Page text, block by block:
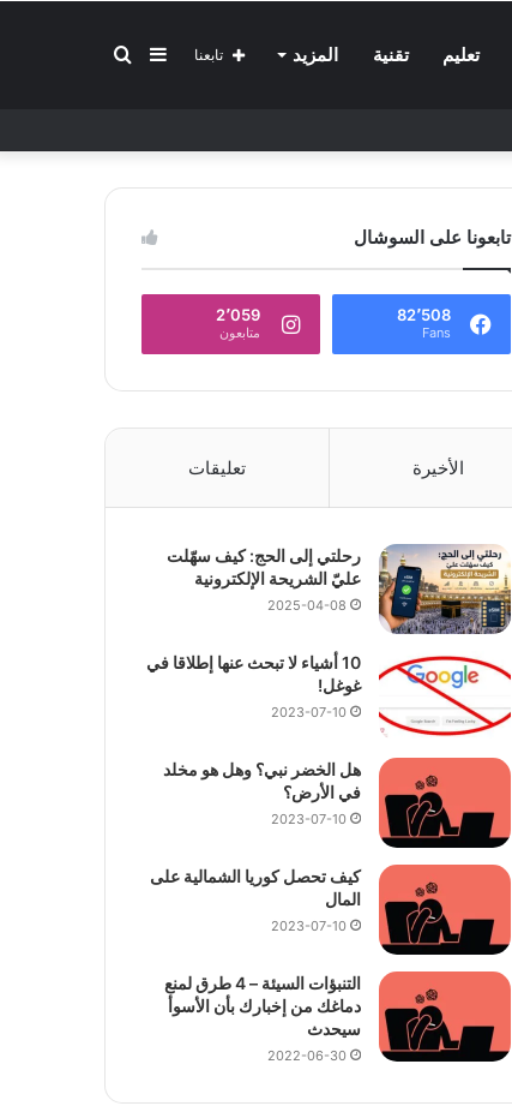
تعليم تقنية المزيد بحثإضافة
جانبي
تابعنا
تابعونا على السوشال
82٬508
Fans
2٬059
متابعون
الأخيرة تعليقات
رحلتي إلى الحج: كيف سهّلت
عليّ الشريحة الإلكترونية
2025-04-08
10 أشياء لا تبحث عنها إطلاقا في
غوغل!
2023-07-10
هل الخضر نبي؟ وهل هو مخلد
في الأرض؟
2023-07-10
كيف تحصل كوريا الشمالية على
المال
2023-07-10
التنبؤات السيئة – 4 طرق لمنع
دماغك من إخبارك بأن الأسوأ
سيحدث
2022-06-30